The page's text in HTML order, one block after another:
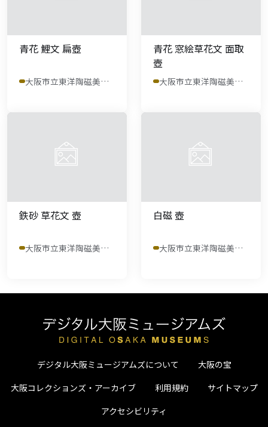
青花 鯉文 扁壺
大阪市立東洋陶磁美術館
青花 窓絵草花文 面取
壺
大阪市立東洋陶磁美術館
鉄砂 草花文 壺
大阪市立東洋陶磁美術館
白磁 壺
大阪市立東洋陶磁美術館
デジタル大阪ミュージアムズについて
大阪の宝
大阪コレクションズ・アーカイブ
利用規約
サイトマップ
アクセシビリティ